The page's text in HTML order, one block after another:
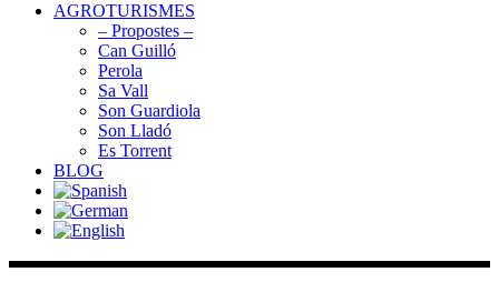
AGROTURISMES
– Propostes –
Can Guilló
Perola
Sa Vall
Son Guardiola
Son Lladó
Es Torrent
BLOG